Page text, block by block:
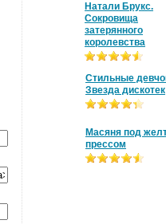
Натали Брукс.
Сокровища
затерянного
королевства
Стильные
Звезда дискотек
Масяня под
прессом